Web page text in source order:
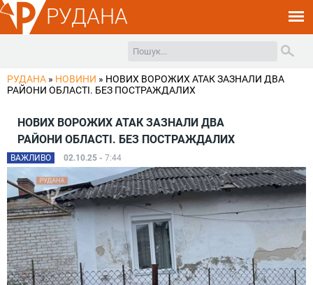
РУДАНА
РУДАНА » НОВИНИ » НОВИХ ВОРОЖИХ АТАК ЗАЗНАЛИ ДВА
РАЙОНИ ОБЛАСТІ. БЕЗ ПОСТРАЖДАЛИХ
НОВИХ ВОРОЖИХ АТАК ЗАЗНАЛИ ДВА
РАЙОНИ ОБЛАСТІ. БЕЗ ПОСТРАЖДАЛИХ
ВАЖЛИВО 02.10.25 - 7:44